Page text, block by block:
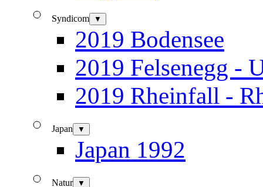
Syndicom ▼
2019 Bodensee
2019 Felsenegg -
2019 Rheinfall -
Japan ▼
Japan 1992
Natur ▼